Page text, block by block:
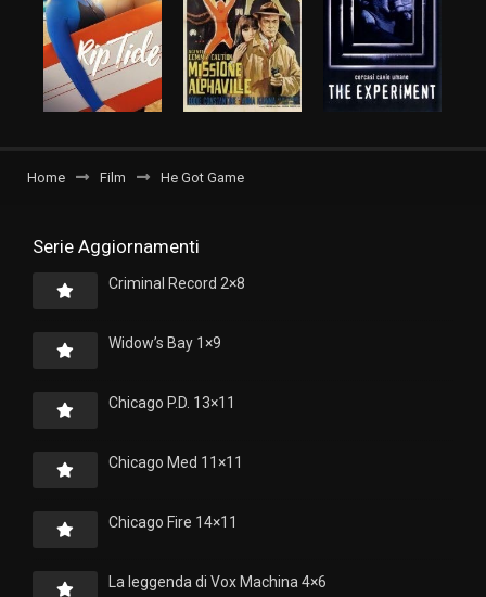
Home Film He Got Game
Serie Aggiornamenti
Criminal Record 2×8
Widow’s Bay 1×9
Chicago P.D. 13×11
Chicago Med 11×11
Chicago Fire 14×11
La leggenda di Vox Machina 4×6